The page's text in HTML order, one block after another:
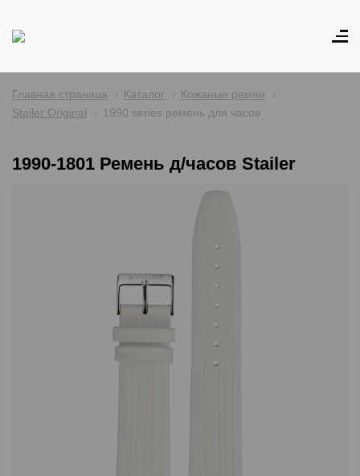
Главная страница Каталог
Кожаные ремни
Stailer Original
1990 series ремень для часов
1990-1801 Ремень д/часов Stailer